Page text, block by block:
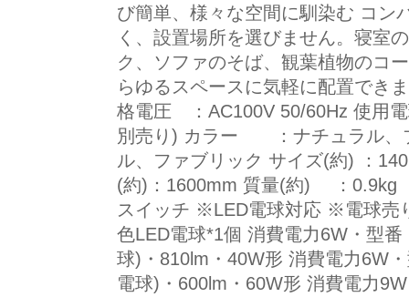
び簡単、様々な空間に馴染む コン
く、設置場所を選びません。寝室
ク、ソファのそば、観葉植物のコ
らゆるスペースに気軽に配置でき
格電圧 ：AC100V 50/60Hz 使用
別売り) カラー ：ナチュラル
ル、ファブリック サイズ(約) ：
(約)：1600mm 質量(約) ：0.9kg
スイッチ ※LED電球対応 ※電球売
色LED電球*1個 消費電力6W・型
球)・810lm・40W形 消費電力6W
電球)・600lm・60W形 消費電力